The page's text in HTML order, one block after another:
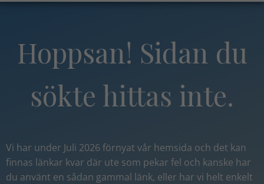
Hoppsan! Sidan du
sökte hittas inte.
Vi har under Juli 2026 förnyat vår hemsida och det kan
finnas länkar kvar där ute som pekar fel och kanske har
du använt en sådan gammal länk, eller har vi helt enkelt